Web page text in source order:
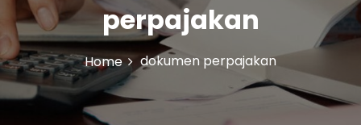
perpajakan
Home dokumen perpajakan